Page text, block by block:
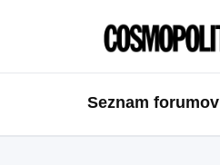
Seznam forumov